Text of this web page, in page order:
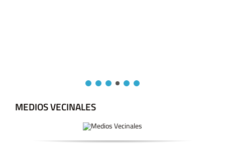
MEDIOS VECINALES